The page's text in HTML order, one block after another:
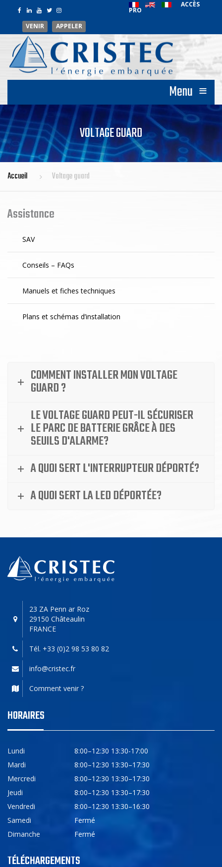
VENIR APPELER
ACCÈS
PRO
Menu ≡
VOLTAGE GUARD
Accueil Voltage guard
Assistance
SAV
Conseils – FAQs
Manuels et fiches techniques
Plans et schémas d’installation
COMMENT INSTALLER MON VOLTAGE
GUARD ?
LE VOLTAGE GUARD PEUT-IL SÉCURISER
LE PARC DE BATTERIE GRÂCE À DES
SEUILS D'ALARME?
A QUOI SERT L'INTERRUPTEUR DÉPORTÉ?
A QUOI SERT LA LED DÉPORTÉE?
23 ZA Penn ar Roz
29150 Châteaulin
FRANCE
Tél. +33 (0)2 98 53 80 82
info@cristec.fr
Comment venir ?
HORAIRES
Lundi
8:00–12:30 13:30-17:00
Mardi
8:00–12:30 13:30–17:30
Mercredi
8:00–12:30 13:30–17:30
Jeudi
8:00–12:30 13:30–17:30
Vendredi
8:00–12:30 13:30–16:30
Samedi
Fermé
Dimanche
Fermé
TÉLÉCHARGEMENTS